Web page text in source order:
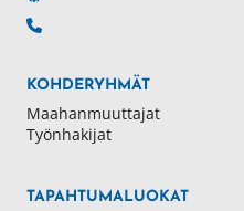
KOHDERYHMÄT
Maahanmuuttajat
Työnhakijat
TAPAHTUMALUOKAT